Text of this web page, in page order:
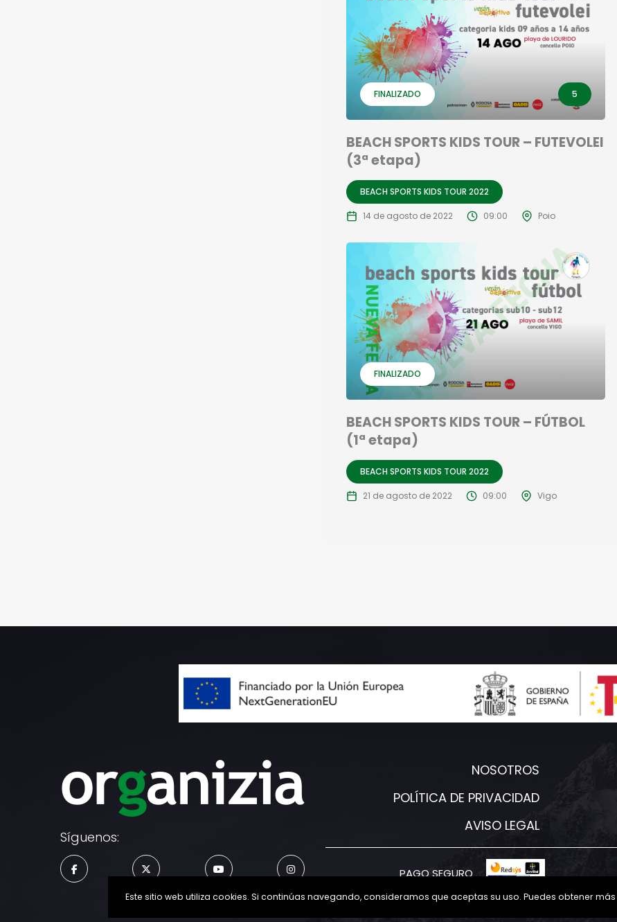
FINALIZADO 5
BEACH SPORTS KIDS TOUR – FUTEVOLEI
(3ª etapa)
BEACH SPORTS KIDS TOUR 2022
14 de agosto de 2022 09:00 Poio
FINALIZADO
BEACH SPORTS KIDS TOUR – FÚTBOL
(1ª etapa)
BEACH SPORTS KIDS TOUR 2022
21 de agosto de 2022 09:00 Vigo
Síguenos:
NOSOTROS
POLÍTICA DE PRIVACIDAD
AVISO LEGAL
PAGO SEGURO
Este sitio web utiliza cookies. Si continúas navegando, consideramos que aceptas su uso. Puedes obtener